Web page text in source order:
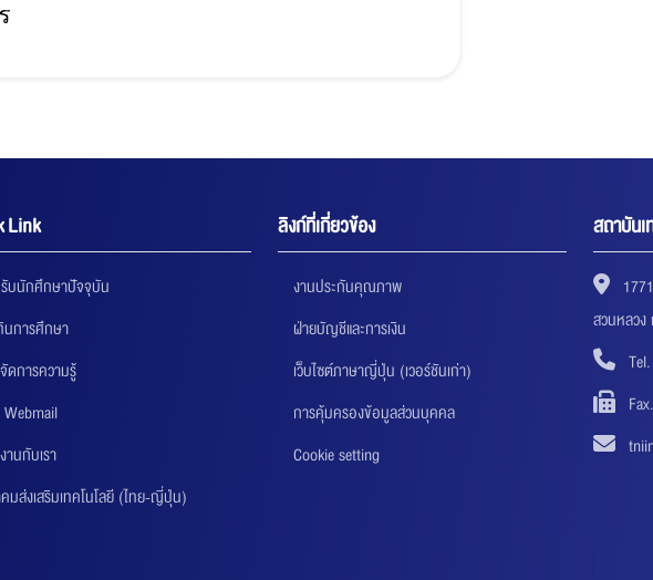
Link
บนักศึกษาปัจจุบัน
การศึกษา
ดการความรู้
านกับเรา
มส่งเสริมเทคโนโลยี (ไทย-ญี่ปุ่น)
ลิงก์ที่เกี่ยวข้อง
งานประกันคุณภาพ
ฝ่ายบัญชีและการเงิน
เว็บไซต์ภาษาญี่ปุ่น (เวอร์ชันเก่า)
การคุ้มครองข้อมูลส่วนบุคคล
Cookie setting
สถาบัน
สวนหลวง